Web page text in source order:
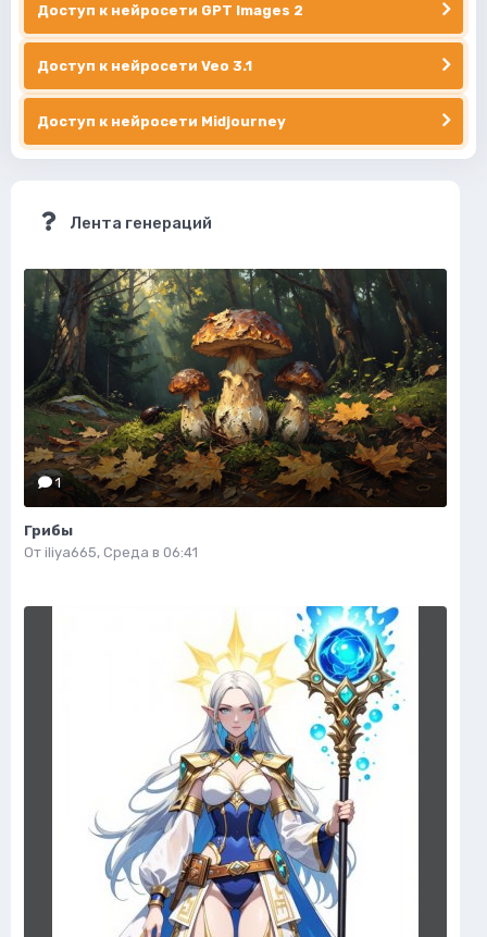
Доступ к нейросети GPT Images 2
Доступ к нейросети Veo 3.1
Доступ к нейросети Midjourney
Лента генераций
1
Грибы
От iliya665, Среда в 06:41